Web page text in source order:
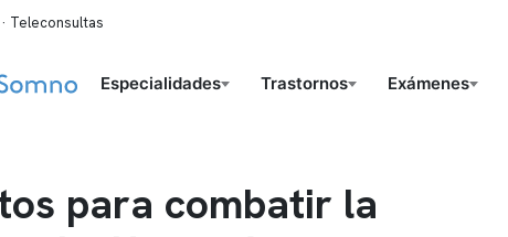
Teleconsultas
Especialidades Trastornos Exámenes
para combatir la